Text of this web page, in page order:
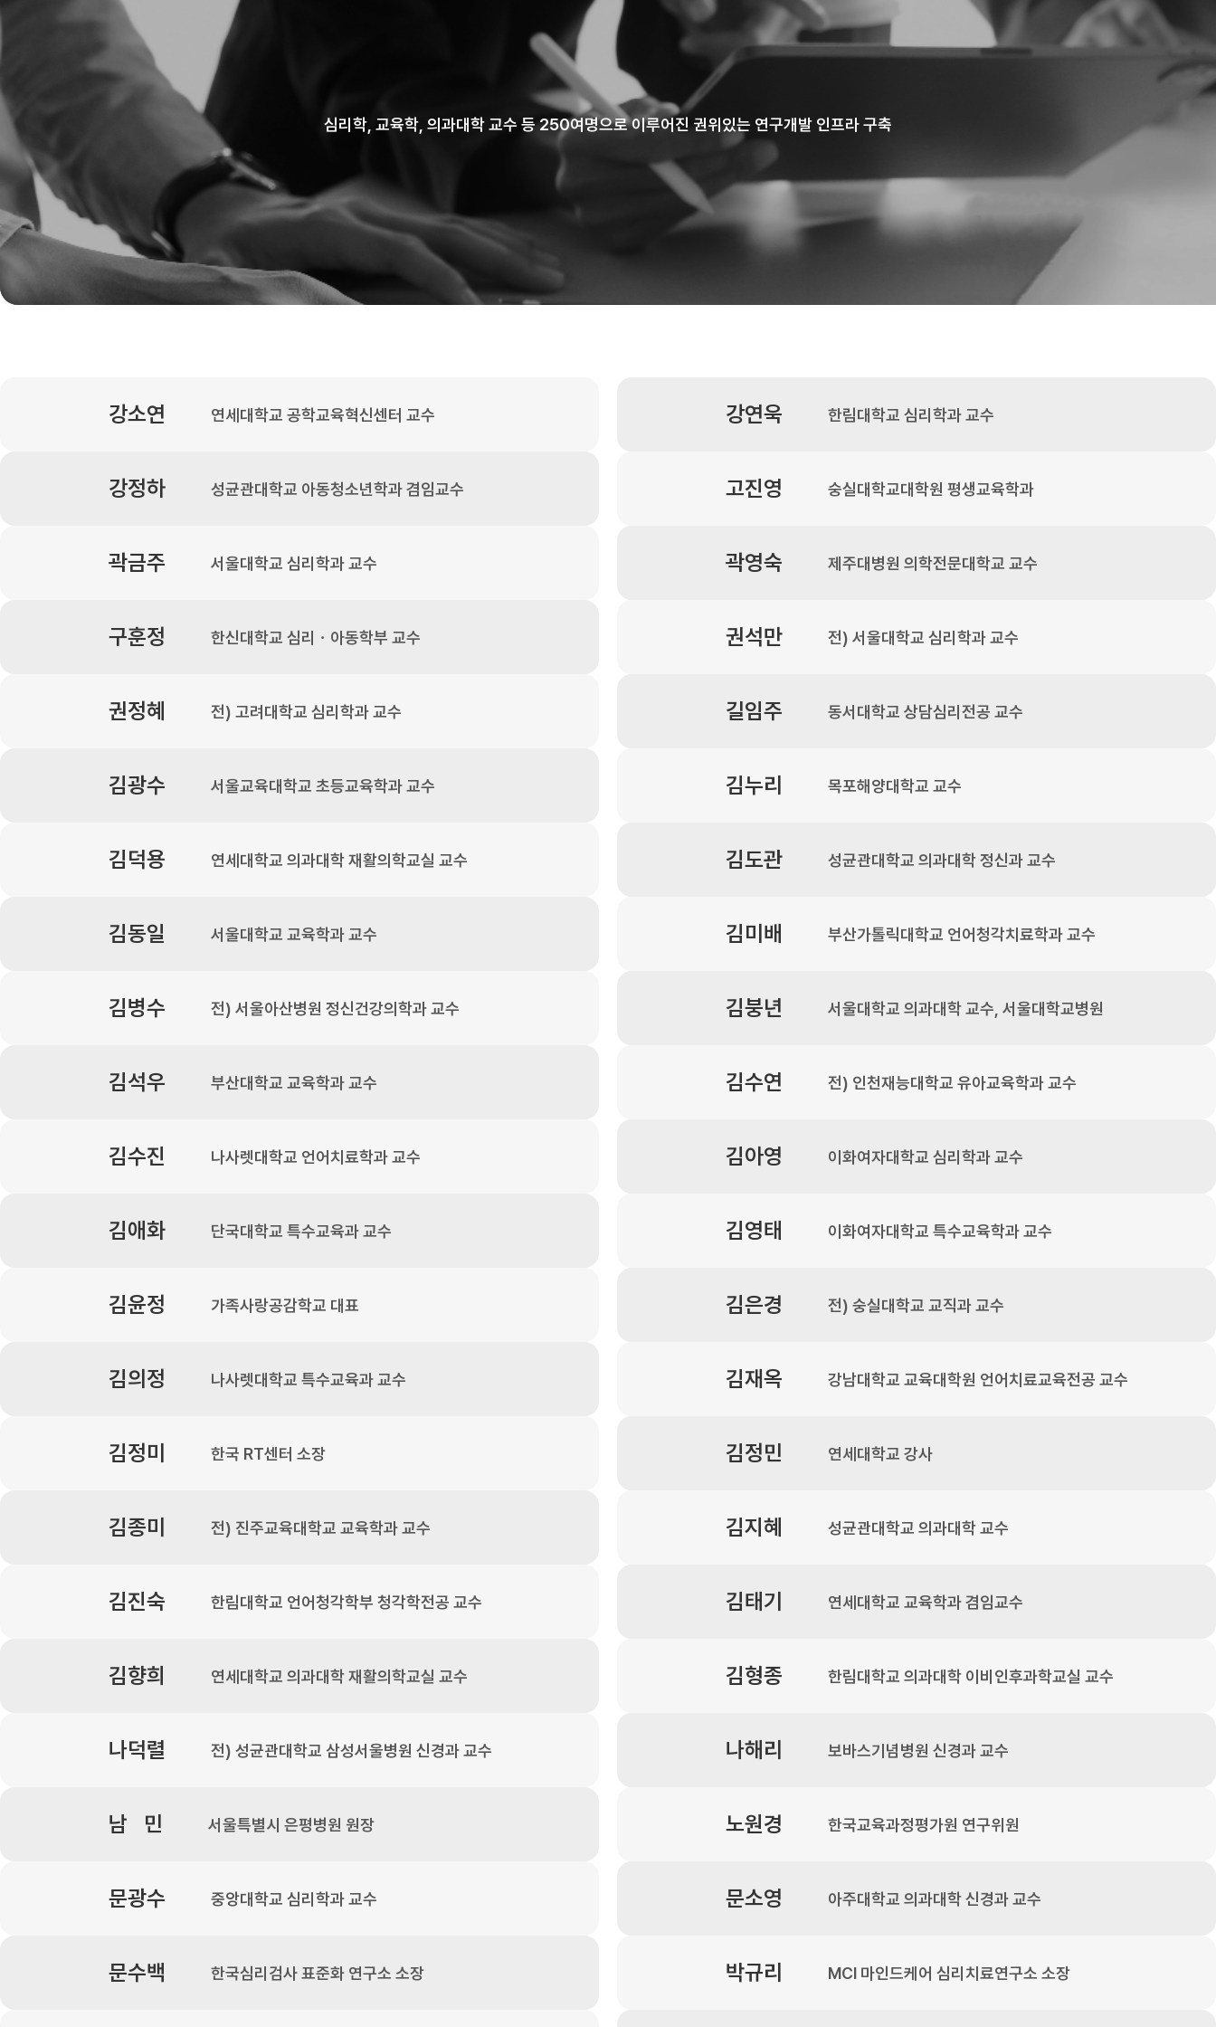
심리학, 교육학, 의과대학 교수 등 250여명으로 이루어진 권위있는 연구개발 인프라 구축
강소연 연세대학교 공학교육혁신센터 교수 강연욱 한림대학교 심리학과 교수
강정하 성균관대학교 아동청소년학과 겸임교수 고진영 숭실대학교대학원 평생교육학과
곽금주 서울대학교 심리학과 교수 곽영숙 제주대병원 의학전문대학교 교수
구훈정 한신대학교 심리ㆍ아동학부 교수 권석만 전) 서울대학교 심리학과 교수
권정혜 전) 고려대학교 심리학과 교수 길임주 동서대학교 상담심리전공 교수
김광수 서울교육대학교 초등교육학과 교수 김누리 목포해양대학교 교수
김덕용 연세대학교 의과대학 재활의학교실 교수 김도관 성균관대학교 의과대학 정신과 교수
김동일 서울대학교 교육학과 교수 김미배 부산가톨릭대학교 언어청각치료학과 교수
김병수 전) 서울아산병원 정신건강의학과 교수 김붕년 서울대학교 의과대학 교수, 서울대학교병원
김석우 부산대학교 교육학과 교수 김수연 전) 인천재능대학교 유아교육학과 교수
김수진 나사렛대학교 언어치료학과 교수 김아영 이화여자대학교 심리학과 교수
김애화 단국대학교 특수교육과 교수 김영태 이화여자대학교 특수교육학과 교수
김윤정 가족사랑공감학교 대표 김은경 전) 숭실대학교 교직과 교수
김의정 나사렛대학교 특수교육과 교수 김재옥 강남대학교 교육대학원 언어치료교육전공 교수
김정미 한국 RT센터 소장 김정민 연세대학교 강사
김종미 전) 진주교육대학교 교육학과 교수 김지혜 성균관대학교 의과대학 교수
김진숙 한림대학교 언어청각학부 청각학전공 교수 김태기 연세대학교 교육학과 겸임교수
김향희 연세대학교 의과대학 재활의학교실 교수 김형종 한림대학교 의과대학 이비인후과학교실 교수
나덕렬 전) 성균관대학교 삼성서울병원 신경과 교수 나해리 보바스기념병원 신경과 교수
남 민 서울특별시 은평병원 원장 노원경 한국교육과정평가원 연구위원
문광수 중앙대학교 심리학과 교수 문소영 아주대학교 의과대학 신경과 교수
문수백 한국심리검사 표준화 연구소 소장 박규리 MCI 마인드케어 심리치료연구소 소장